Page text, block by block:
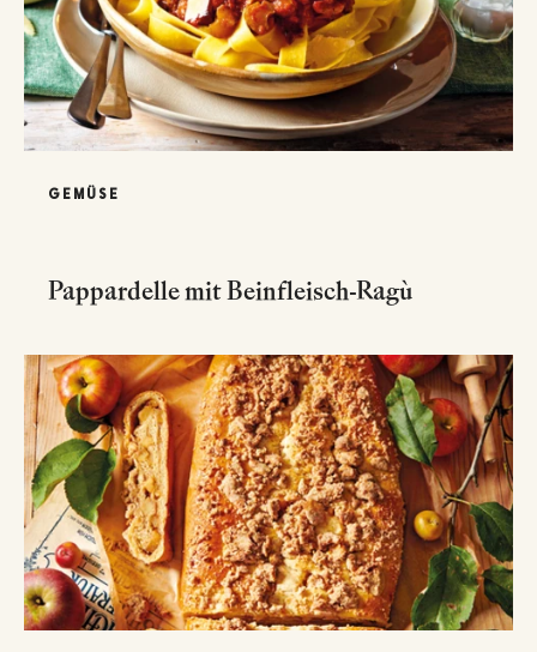
GEMÜSE
Pappardelle mit Beinfleisch-Ragù